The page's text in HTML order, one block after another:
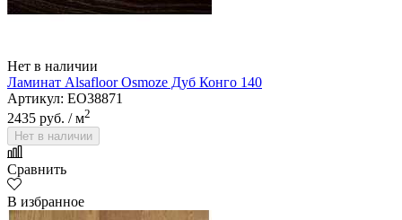
Нет в наличии
Ламинат Alsafloor Osmoze Дуб Конго 140
Артикул: EO38871
2435 руб. / м2
Нет в наличии
Сравнить
В избранное